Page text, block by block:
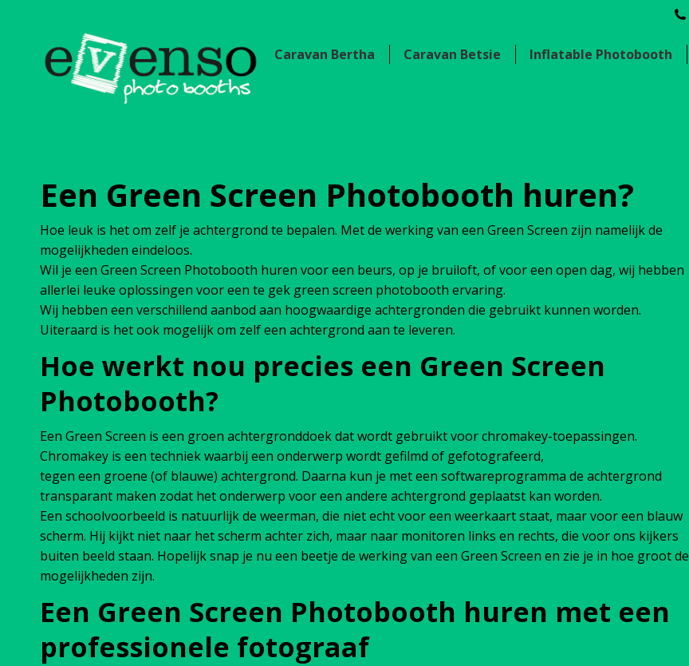
Caravan Bertha Caravan Betsie Inflatable Photobooth
Een Green Screen Photobooth huren?
Hoe leuk is het om zelf je achtergrond te bepalen. Met de werking van een Green Screen zijn namelijk de
mogelijkheden eindeloos.
Wil je een Green Screen Photobooth huren voor een beurs, op je bruiloft, of voor een open dag, wij hebben
allerlei leuke oplossingen voor een te gek green screen photobooth ervaring.
Wij hebben een verschillend aanbod aan hoogwaardige achtergronden die gebruikt kunnen worden.
Uiteraard is het ook mogelijk om zelf een achtergrond aan te leveren.
Hoe werkt nou precies een Green Screen
Photobooth?
Een Green Screen is een groen achtergronddoek dat wordt gebruikt voor chromakey-toepassingen.
Chromakey is een techniek waarbij een onderwerp wordt gefilmd of gefotografeerd,
tegen een groene (of blauwe) achtergrond. Daarna kun je met een softwareprogramma de achtergrond
transparant maken zodat het onderwerp voor een andere achtergrond geplaatst kan worden.
Een schoolvoorbeeld is natuurlijk de weerman, die niet echt voor een weerkaart staat, maar voor een blauw
scherm. Hij kijkt niet naar het scherm achter zich, maar naar monitoren links en rechts, die voor ons kijkers
buiten beeld staan. Hopelijk snap je nu een beetje de werking van een Green Screen en zie je in hoe groot de
mogelijkheden zijn.
Een Green Screen Photobooth huren met een
professionele fotograaf